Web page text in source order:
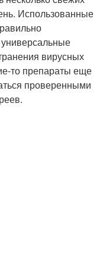
Использованные
вирусных
то препараты еще
проверенными